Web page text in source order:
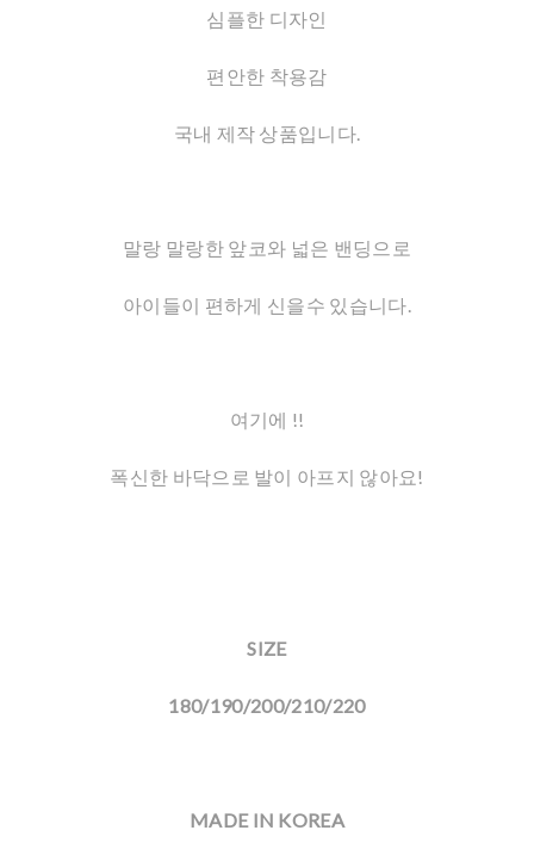
심플한 디자인
편안한 착용감
국내 제작 상품입니다.
말랑 말랑한 앞코와 넓은 밴딩으로
아이들이 편하게 신을수 있습니다.
여기에 !!
폭신한 바닥으로 발이 아프지 않아요!
SIZE
180/190/200/210/220
MADE IN KOREA